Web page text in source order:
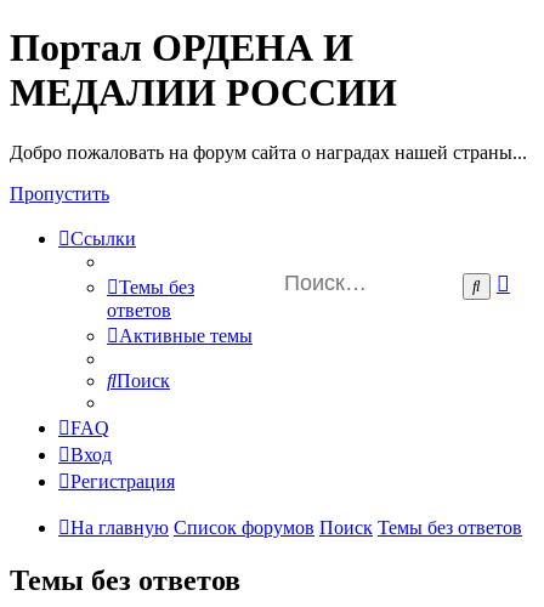
Портал ОРДЕНА И
МЕДАЛИИ РОССИИ
Добро пожаловать на форум сайта о наградах нашей страны...
Пропустить
Поиск
Ссылки
Темы без
ответов
Активные темы
Поиск
FAQ
Вход
Регистрация
На главную Список форумов Поиск Темы без ответов
Темы без ответов